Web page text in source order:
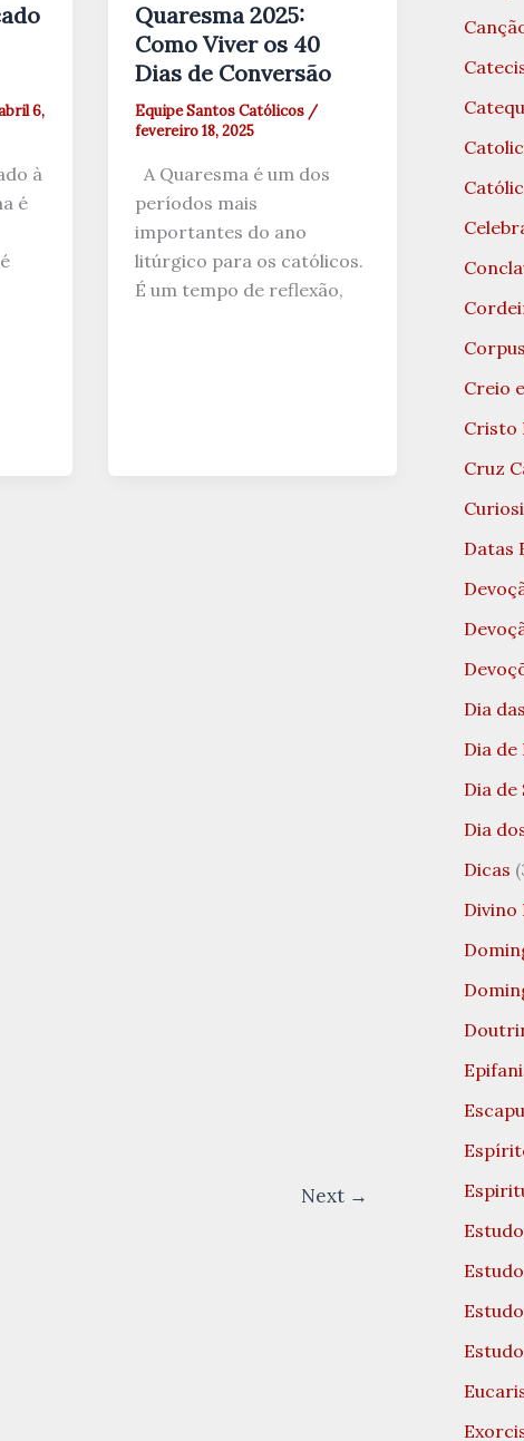
6,
à
é
Quaresma 2025:
Como Viver os 40
Dias de Conversão
Equipe Santos Católicos /
fevereiro 18, 2025
A Quaresma é um dos
períodos mais
importantes do ano
litúrgico para os católicos.
É um tempo de reflexão,
Next →
Creio
Cristo
Cruz
Datas
Dia
Dia de
Dia de
Dia
Dicas
Divino